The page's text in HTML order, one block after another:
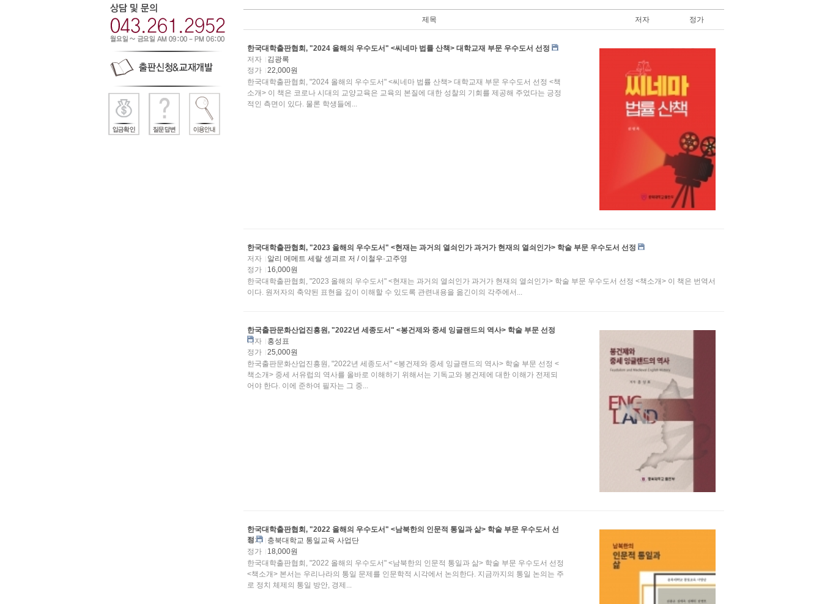
제목 저자 정가
한국대학출판협회, "2024 올해의 우수도서" <씨네마 법률 산책> 대학교재 부문 우수도서 선정
저자
김광록
정가
22,000원
한국대학출판협회, "2024 올해의 우수도서" <씨네마 법률 산책> 대학교재 부문 우수도서 선정 <책
소개> 이 책은 코로나 시대의 교양교육은 교육의 본질에 대한 성찰의 기회를 제공해 주었다는 긍정
적인 측면이 있다. 물론 학생들에...
한국대학출판협회, "2023 올해의 우수도서" <현재는 과거의 열쇠인가 과거가 현재의 열쇠인가> 학술 부문 우수도서 선정
저자
알리 메메트 세랄 셍괴르 저 / 이철우·고주영
정가
16,000원
한국대학출판협회, "2023 올해의 우수도서" <현재는 과거의 열쇠인가 과거가 현재의 열쇠인가> 학술 부문 우수도서 선정 <책소개> 이 책은 번역서
이다. 원저자의 축약된 표현을 깊이 이해할 수 있도록 관련내용을 옮긴이의 각주에서...
한국출판문화산업진흥원, "2022년 세종도서" <봉건제와 중세 잉글랜드의 역사> 학술 부문 선정
저자
홍성표
정가
25,000원
한국출판문화산업진흥원, "2022년 세종도서" <봉건제와 중세 잉글랜드의 역사> 학술 부문 선정 <
책소개> 중세 서유럽의 역사를 올바로 이해하기 위해서는 기독교와 봉건제에 대한 이해가 전제되
어야 한다. 이에 준하여 필자는 그 중...
한국대학출판협회, "2022 올해의 우수도서" <남북한의 인문적 통일과 삶> 학술 부문 우수도서 선
정
저자
충북대학교 통일교육 사업단
정가
18,000원
한국대학출판협회, "2022 올해의 우수도서" <남북한의 인문적 통일과 삶> 학술 부문 우수도서 선정
<책소개> 본서는 우리나라의 통일 문제를 인문학적 시각에서 논의한다. 지금까지의 통일 논의는 주
로 정치 체제의 통일 방안, 경제...